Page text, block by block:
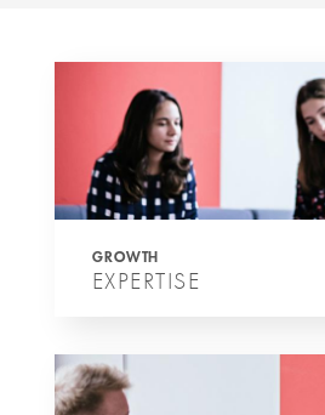
GROWTH
EXPERTISE